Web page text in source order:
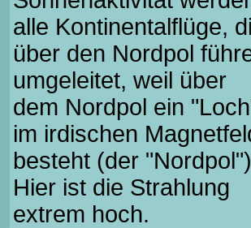
alle Kontinentalflüge,
über den Nordpol
umgeleitet, weil über
dem Nordpol ein
im irdischen
besteht (der
Hier ist die Strahlung
extrem hoch.